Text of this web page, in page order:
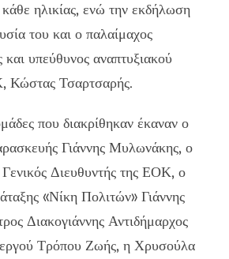
ηλικίας, ενώ την εκδήλωση
του και ο παλαίμαχος
υπεύθυνος αναπτυξιακού
Κώστας Τσαρτσαρής.
που διακρίθηκαν έκαναν ο
Γιάννης Μυλωνάκης, ο
Διευθυντής της ΕΟΚ, ο
«Νίκη Πολιτών» Γιάννης
Διακογιάννης Αντιδήμαρχος
Τρόπου Ζωής, η Χρυσούλα